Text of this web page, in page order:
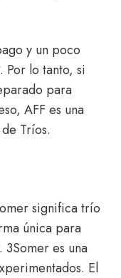
y un poco
Por lo tanto, si
para
AFF es una
Tríos.
significa trío
única para
es una
El